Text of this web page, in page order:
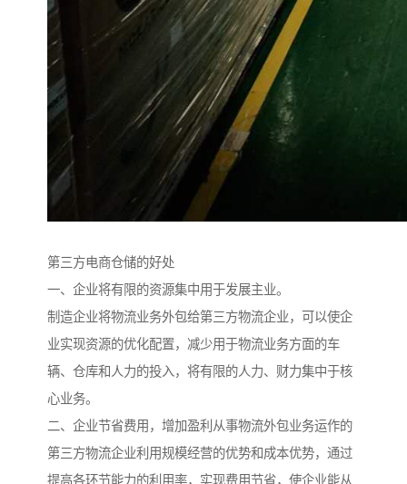
第三方电商仓储的好处
一、企业将有限的资源集中用于发展主业。
制造企业将物流业务外包给第三方物流企业，可以使企
业实现资源的优化配置，减少用于物流业务方面的车
辆、仓库和人力的投入，将有限的人力、财力集中于核
心业务。
二、企业节省费用，增加盈利从事物流外包业务运作的
第三方物流企业利用规模经营的优势和成本优势，通过
提高各环节能力的利用率，实现费用节省，使企业能从